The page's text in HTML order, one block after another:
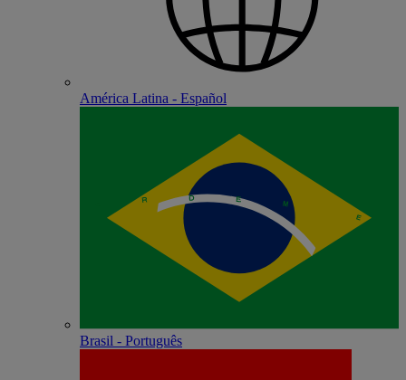
América Latina - Español
Brasil - Português